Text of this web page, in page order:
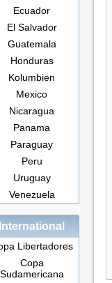
Ecuador
El Salvador
Guatemala
Honduras
Kolumbien
Mexico
Nicaragua
Panama
Paraguay
Peru
Uruguay
Venezuela
International
Libertadores
Copa
Sudamericana